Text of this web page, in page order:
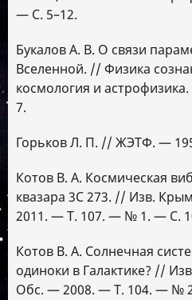
— С. 5–12.
Букалов А. В. О связи
Вселенной. // Физика
космология и
7.
Горьков Л. П. // ЖЭТФ. —
Котов В. А. Космическая
квазара 3С 273. // Изв.
2011. — Т. 107. — № 1. — С.
Котов В. А. Солнечная
одиноки в Галактике? //
Обс. — 2008. — Т. 104. — №